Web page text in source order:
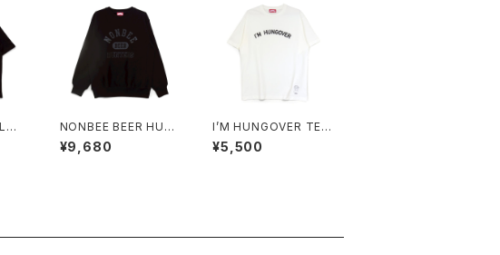
NONBEE BEER HUN
TERS SWEAT black/
black
¥9,680
I’M HUNGOVER TEE
off-white/black
¥5,500